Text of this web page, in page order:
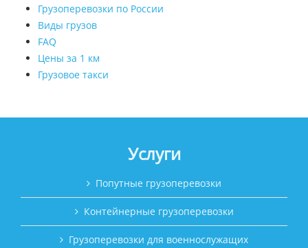
Грузоперевозки по России
Виды грузов
FAQ
Цены за 1 км
Грузовое такси
Услуги
Попутные грузоперевозки
Контейнерные грузоперевозки
Грузоперевозки для военнослужащих